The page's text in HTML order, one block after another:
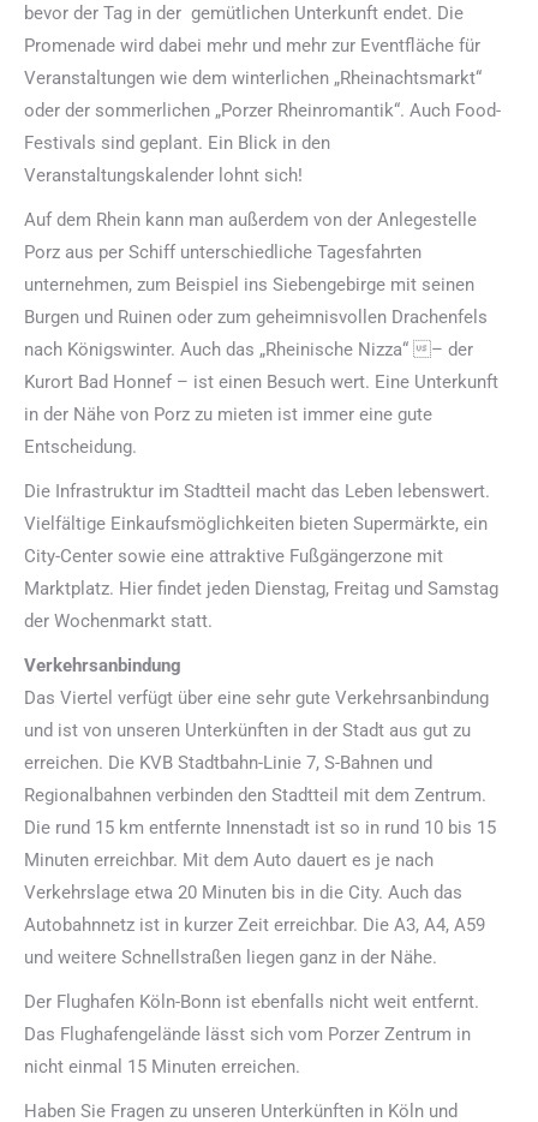
bevor der Tag in der gemütlichen Unterkunft endet. Die
Promenade wird dabei mehr und mehr zur Eventfläche für
Veranstaltungen wie dem winterlichen „Rheinachtsmarkt“
oder der sommerlichen „Porzer Rheinromantik“. Auch Food-
Festivals sind geplant. Ein Blick in den
Veranstaltungskalender lohnt sich!
Auf dem Rhein kann man außerdem von der Anlegestelle
Porz aus per Schiff unterschiedliche Tagesfahrten
unternehmen, zum Beispiel ins Siebengebirge mit seinen
Burgen und Ruinen oder zum geheimnisvollen Drachenfels
nach Königswinter. Auch das „Rheinische Nizza“ – der
Kurort Bad Honnef – ist einen Besuch wert. Eine Unterkunft
in der Nähe von Porz zu mieten ist immer eine gute
Entscheidung.
Die Infrastruktur im Stadtteil macht das Leben lebenswert.
Vielfältige Einkaufsmöglichkeiten bieten Supermärkte, ein
City-Center sowie eine attraktive Fußgängerzone mit
Marktplatz. Hier findet jeden Dienstag, Freitag und Samstag
der Wochenmarkt statt.
Verkehrsanbindung
Das Viertel verfügt über eine sehr gute Verkehrsanbindung
und ist von unseren Unterkünften in der Stadt aus gut zu
erreichen. Die KVB Stadtbahn-Linie 7, S-Bahnen und
Regionalbahnen verbinden den Stadtteil mit dem Zentrum.
Die rund 15 km entfernte Innenstadt ist so in rund 10 bis 15
Minuten erreichbar. Mit dem Auto dauert es je nach
Verkehrslage etwa 20 Minuten bis in die City. Auch das
Autobahnnetz ist in kurzer Zeit erreichbar. Die A3, A4, A59
und weitere Schnellstraßen liegen ganz in der Nähe.
Der Flughafen Köln-Bonn ist ebenfalls nicht weit entfernt.
Das Flughafengelände lässt sich vom Porzer Zentrum in
nicht einmal 15 Minuten erreichen.
Haben Sie Fragen zu unseren Unterkünften in Köln und